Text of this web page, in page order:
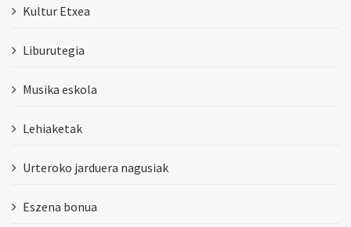
Kultur Etxea
Liburutegia
Musika eskola
Lehiaketak
Urteroko jarduera nagusiak
Eszena bonua